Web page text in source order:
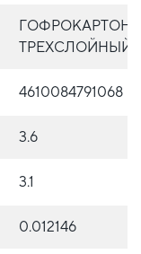
ГОФРОКАРТОН
ТРЕХСЛОЙНЫЙ
4610084791068
3.6
3.1
0.012146